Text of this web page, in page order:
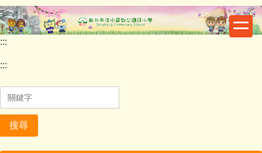
跳
到
主
內
區
:::
:::
搜尋